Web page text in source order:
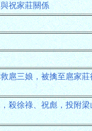
祝家莊關係
扈三娘，被擒至扈家
殺徐祿、祝彪，投附